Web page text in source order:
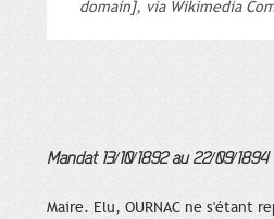
domain], via Wikimedia
Mandat 13/10/1892 au 22/09/1894
Maire. Elu, OURNAC ne s'étant